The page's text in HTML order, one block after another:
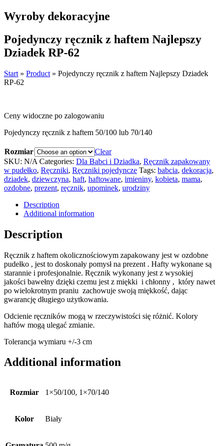
Wyroby dekoracyjne
Pojedynczy ręcznik z haftem Najlepszy
Dziadek RP-62
Start » Product » Pojedynczy ręcznik z haftem Najlepszy Dziadek
RP-62
Ceny widoczne po zalogowaniu
Pojedynczy ręcznik z haftem 50/100 lub 70/140
Rozmiar
Clear
SKU: N/A Categories: Dla Babci i Dziadka, Ręcznik zapakowany
w pudełko, Ręczniki, Ręczniki pojedyncze Tags: babcia, dekoracja,
dziadek, dziewczyna, haft, haftowane, imieniny, kobieta, mama,
ozdobne, prezent, ręcznik, upominek, urodziny
Description
Additional information
Description
Ręcznik z haftem okolicznościowym zapakowany jest w ozdobne
pudełko , jest to doskonały pomysł na prezent . Hafty wykonane są
starannie i profesjonalnie. Ręcznik wykonany jest z wysokiej
jakości bawełny dzięki czemu jest z miękki i chłonny , który nawet
po wielokrotnym praniu zachowuje swoją miękkość, dając
gwarancję długiego użytkowania.
Odcienie ręczników mogą w rzeczywistości się różnić. Kolory
haftów mogą ulegać zmianie.
Tolerancja wymiaru +/-3 cm
Additional information
Rozmiar 1×50/100, 1×70/140
Kolor Biały